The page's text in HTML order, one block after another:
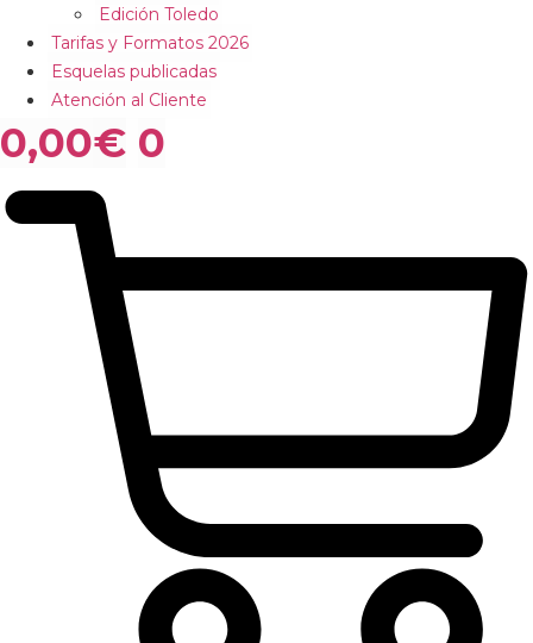
Edición Toledo
Tarifas y Formatos 2026
Esquelas publicadas
Atención al Cliente
0,00€ 0